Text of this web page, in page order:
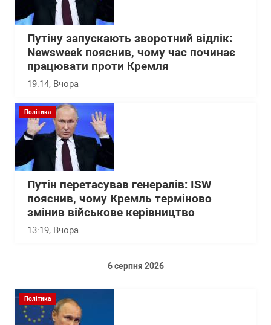
Путіну запускають зворотний відлік:
Newsweek пояснив, чому час починає
працювати проти Кремля
19:14, Вчора
Політика
Путін перетасував генералів: ISW
пояснив, чому Кремль терміново
змінив військове керівництво
13:19, Вчора
6 серпня 2026
Політика